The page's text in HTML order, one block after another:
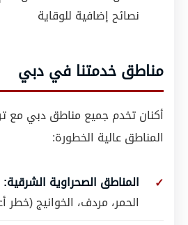
نصائح إضافية للوقاية
مناطق خدمتنا في دبي
أكنان تخدم جميع مناطق دبي مع
المناطق عالية الخطورة:
المناطق الصحراوية الشرقية:
الحمر، مردف، الخوانيج (خطر